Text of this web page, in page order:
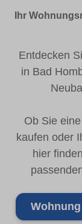
Ihr
Entdecken
in Bad
Ob Sie
kaufen oder
hier